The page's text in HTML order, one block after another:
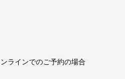
ラインでのご予約の場合